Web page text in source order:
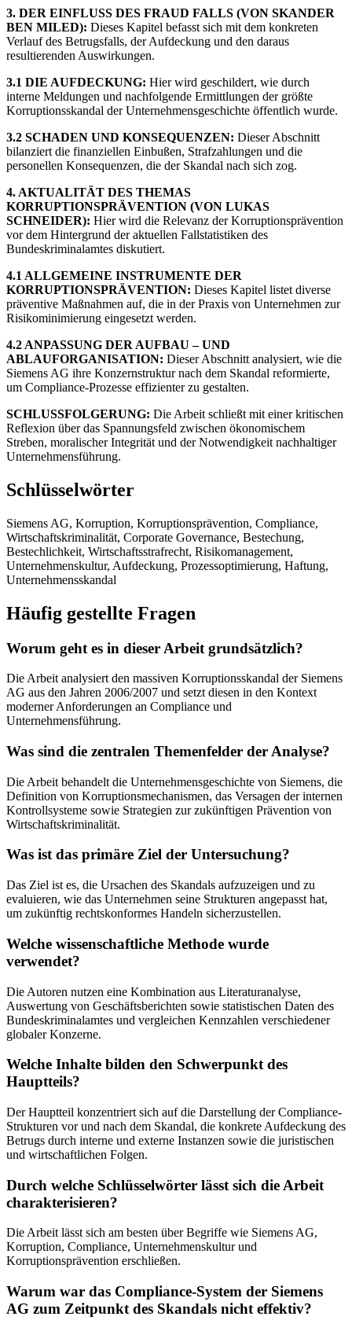
3. DER EINFLUSS DES FRAUD FALLS (VON SKANDER
BEN MILED): Dieses Kapitel befasst sich mit dem konkreten
Verlauf des Betrugsfalls, der Aufdeckung und den daraus
resultierenden Auswirkungen.
3.1 DIE AUFDECKUNG: Hier wird geschildert, wie durch
interne Meldungen und nachfolgende Ermittlungen der größte
Korruptionsskandal der Unternehmensgeschichte öffentlich wurde.
3.2 SCHADEN UND KONSEQUENZEN: Dieser Abschnitt
bilanziert die finanziellen Einbußen, Strafzahlungen und die
personellen Konsequenzen, die der Skandal nach sich zog.
4. AKTUALITÄT DES THEMAS
KORRUPTIONSPRÄVENTION (VON LUKAS
SCHNEIDER): Hier wird die Relevanz der Korruptionsprävention
vor dem Hintergrund der aktuellen Fallstatistiken des
Bundeskriminalamtes diskutiert.
4.1 ALLGEMEINE INSTRUMENTE DER
KORRUPTIONSPRÄVENTION: Dieses Kapitel listet diverse
präventive Maßnahmen auf, die in der Praxis von Unternehmen zur
Risikominimierung eingesetzt werden.
4.2 ANPASSUNG DER AUFBAU – UND
ABLAUFORGANISATION: Dieser Abschnitt analysiert, wie die
Siemens AG ihre Konzernstruktur nach dem Skandal reformierte,
um Compliance-Prozesse effizienter zu gestalten.
SCHLUSSFOLGERUNG: Die Arbeit schließt mit einer kritischen
Reflexion über das Spannungsfeld zwischen ökonomischem
Streben, moralischer Integrität und der Notwendigkeit nachhaltiger
Unternehmensführung.
Schlüsselwörter
Siemens AG, Korruption, Korruptionsprävention, Compliance,
Wirtschaftskriminalität, Corporate Governance, Bestechung,
Bestechlichkeit, Wirtschaftsstrafrecht, Risikomanagement,
Unternehmenskultur, Aufdeckung, Prozessoptimierung, Haftung,
Unternehmensskandal
Häufig gestellte Fragen
Worum geht es in dieser Arbeit grundsätzlich?
Die Arbeit analysiert den massiven Korruptionsskandal der Siemens
AG aus den Jahren 2006/2007 und setzt diesen in den Kontext
moderner Anforderungen an Compliance und
Unternehmensführung.
Was sind die zentralen Themenfelder der Analyse?
Die Arbeit behandelt die Unternehmensgeschichte von Siemens, die
Definition von Korruptionsmechanismen, das Versagen der internen
Kontrollsysteme sowie Strategien zur zukünftigen Prävention von
Wirtschaftskriminalität.
Was ist das primäre Ziel der Untersuchung?
Das Ziel ist es, die Ursachen des Skandals aufzuzeigen und zu
evaluieren, wie das Unternehmen seine Strukturen angepasst hat,
um zukünftig rechtskonformes Handeln sicherzustellen.
Welche wissenschaftliche Methode wurde
verwendet?
Die Autoren nutzen eine Kombination aus Literaturanalyse,
Auswertung von Geschäftsberichten sowie statistischen Daten des
Bundeskriminalamtes und vergleichen Kennzahlen verschiedener
globaler Konzerne.
Welche Inhalte bilden den Schwerpunkt des
Hauptteils?
Der Hauptteil konzentriert sich auf die Darstellung der Compliance-
Strukturen vor und nach dem Skandal, die konkrete Aufdeckung des
Betrugs durch interne und externe Instanzen sowie die juristischen
und wirtschaftlichen Folgen.
Durch welche Schlüsselwörter lässt sich die Arbeit
charakterisieren?
Die Arbeit lässt sich am besten über Begriffe wie Siemens AG,
Korruption, Compliance, Unternehmenskultur und
Korruptionsprävention erschließen.
Warum war das Compliance-System der Siemens
AG zum Zeitpunkt des Skandals nicht effektiv?